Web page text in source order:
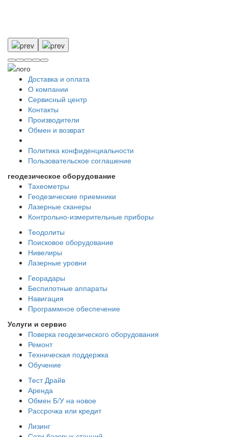
Доставка и оплата
О компании
Сервисный центр
Контакты
Производители
Обмен и возврат
Политика конфиденциальности
Пользовательское соглашение
геодезическое оборудование
Тахеометры
Геодезические приемники
Лазерные сканеры
Контрольно-измерительные приборы
Теодолиты
Поисковое оборудование
Нивелиры
Лазерные уровни
Георадары
Беспилотные аппараты
Навигация
Программное обеспечение
Услуги и сервис
Поверка геодезического оборудования
Ремонт
Техническая поддержка
Обучение
Тест Драйв
Аренда
Обмен Б/У на новое
Рассрочка или кредит
Лизинг